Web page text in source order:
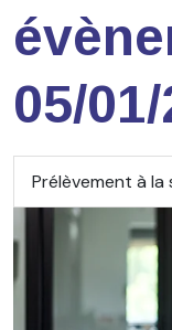
05/
Prélèvement à la